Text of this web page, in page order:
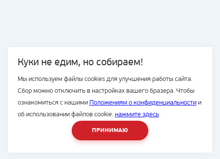
Куки не едим, но собираем!
Мы используем файлы cookies для улучшения работы сайта.
Сбор можно отключить в настройках вашего бразера. Чтобы
ознакомиться с нашими Положениям о конфиденциальностии
об использовании файлов cookie. нажмите здесь
ПРИНИМАЮ